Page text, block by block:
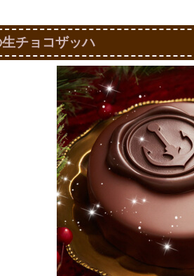
チョコザッハ